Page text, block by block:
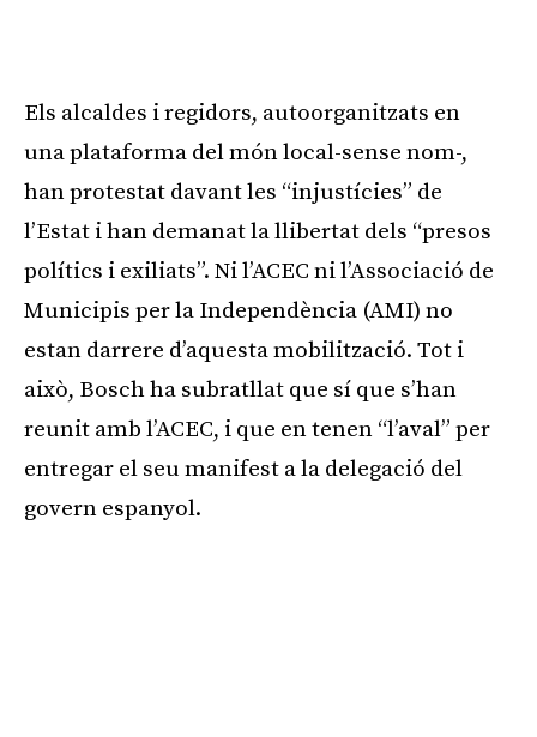
Els alcaldes i regidors, autoorganitzats en
una plataforma del món local-sense nom-,
han protestat davant les “injustícies” de
l’Estat i han demanat la llibertat dels “presos
polítics i exiliats”. Ni l’ACEC ni l’Associació de
Municipis per la Independència (AMI) no
estan darrere d’aquesta mobilització. Tot i
això, Bosch ha subratllat que sí que s’han
reunit amb l’ACEC, i que en tenen “l’aval” per
entregar el seu manifest a la delegació del
govern espanyol.